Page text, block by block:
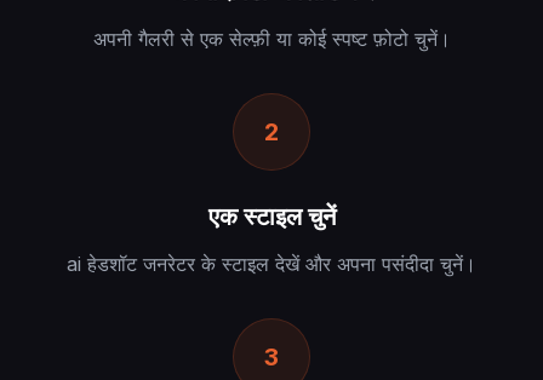
अपनी गैलरी से एक सेल्फ़ी या कोई स्पष्ट फ़ोटो चुनें।
2
एक स्टाइल चुनें
ai हेडशॉट जनरेटर के स्टाइल देखें और अपना पसंदीदा चुनें।
3